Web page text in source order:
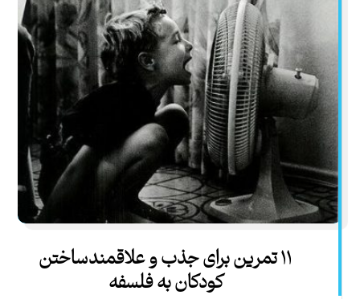
۱۱ تمرین برای جذب و علاقمندساختن
کودکان به فلسفه